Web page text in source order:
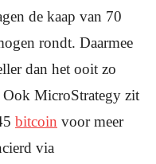
de kaap van 70
rondt. Daarmee
dan het ooit zo
MicroStrategy zit
bitcoin voor meer
via